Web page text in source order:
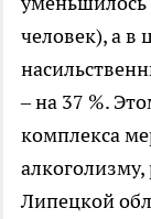
человек), а в
– на 37 %.
комплекса
Липецкой